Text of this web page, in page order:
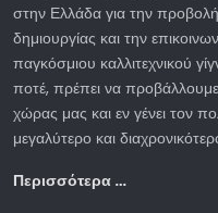
στην Ελλάδα για την
δημιουργίας και την
παγκόσμιου καλλιτεχνικού
ποτέ, πρέπει να
χώρας μας και εν γένει τον
μεγαλύτερο και
Περισσότερα …